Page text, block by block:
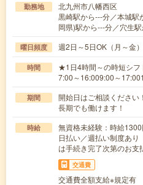
勤務地
北九州市八幡西区
黒崎駅から---分／本城駅
岡県)駅から---分／穴生
曜日頻度 週2日～5日OK（月～
時間
★1日4時間～の時短シフ
7:00～16:009:00～
期間
開始日はご相談くださ
長期でも働けます！
時給
無資格未経験：時給
日払い／週払い制度あ
は手続き完了次第のお支
交通費
交通費全額支給※規定有